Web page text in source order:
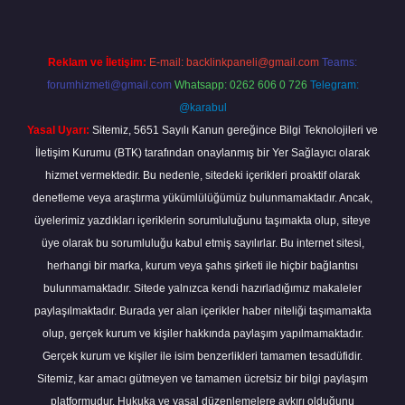
Reklam ve İletişim: E-mail: backlinkpaneli@gmail.com Teams:
forumhizmeti@gmail.com Whatsapp: 0262 606 0 726 Telegram:
@karabul
Yasal Uyarı: Sitemiz, 5651 Sayılı Kanun gereğince Bilgi Teknolojileri ve
İletişim Kurumu (BTK) tarafından onaylanmış bir Yer Sağlayıcı olarak
hizmet vermektedir. Bu nedenle, sitedeki içerikleri proaktif olarak
denetleme veya araştırma yükümlülüğümüz bulunmamaktadır. Ancak,
üyelerimiz yazdıkları içeriklerin sorumluluğunu taşımakta olup, siteye
üye olarak bu sorumluluğu kabul etmiş sayılırlar. Bu internet sitesi,
herhangi bir marka, kurum veya şahıs şirketi ile hiçbir bağlantısı
bulunmamaktadır. Sitede yalnızca kendi hazırladığımız makaleler
paylaşılmaktadır. Burada yer alan içerikler haber niteliği taşımamakta
olup, gerçek kurum ve kişiler hakkında paylaşım yapılmamaktadır.
Gerçek kurum ve kişiler ile isim benzerlikleri tamamen tesadüfidir.
Sitemiz, kar amacı gütmeyen ve tamamen ücretsiz bir bilgi paylaşım
platformudur. Hukuka ve yasal düzenlemelere aykırı olduğunu